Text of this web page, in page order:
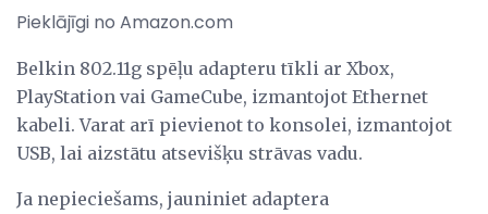
Pieklājīgi no Amazon.com
Belkin 802.11g spēļu adapteru tīkli ar Xbox,
PlayStation vai GameCube, izmantojot Ethernet
kabeli. Varat arī pievienot to konsolei, izmantojot
USB, lai aizstātu atsevišķu strāvas vadu.
Ja nepieciešams, jauniniet adaptera